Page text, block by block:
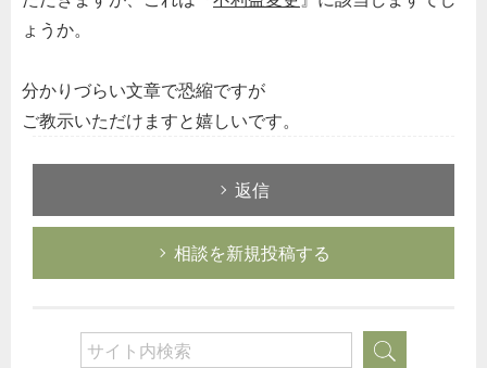
ょうか。
分かりづらい文章で恐縮ですが
ご教示いただけますと嬉しいです。
返信
相談を新規投稿する